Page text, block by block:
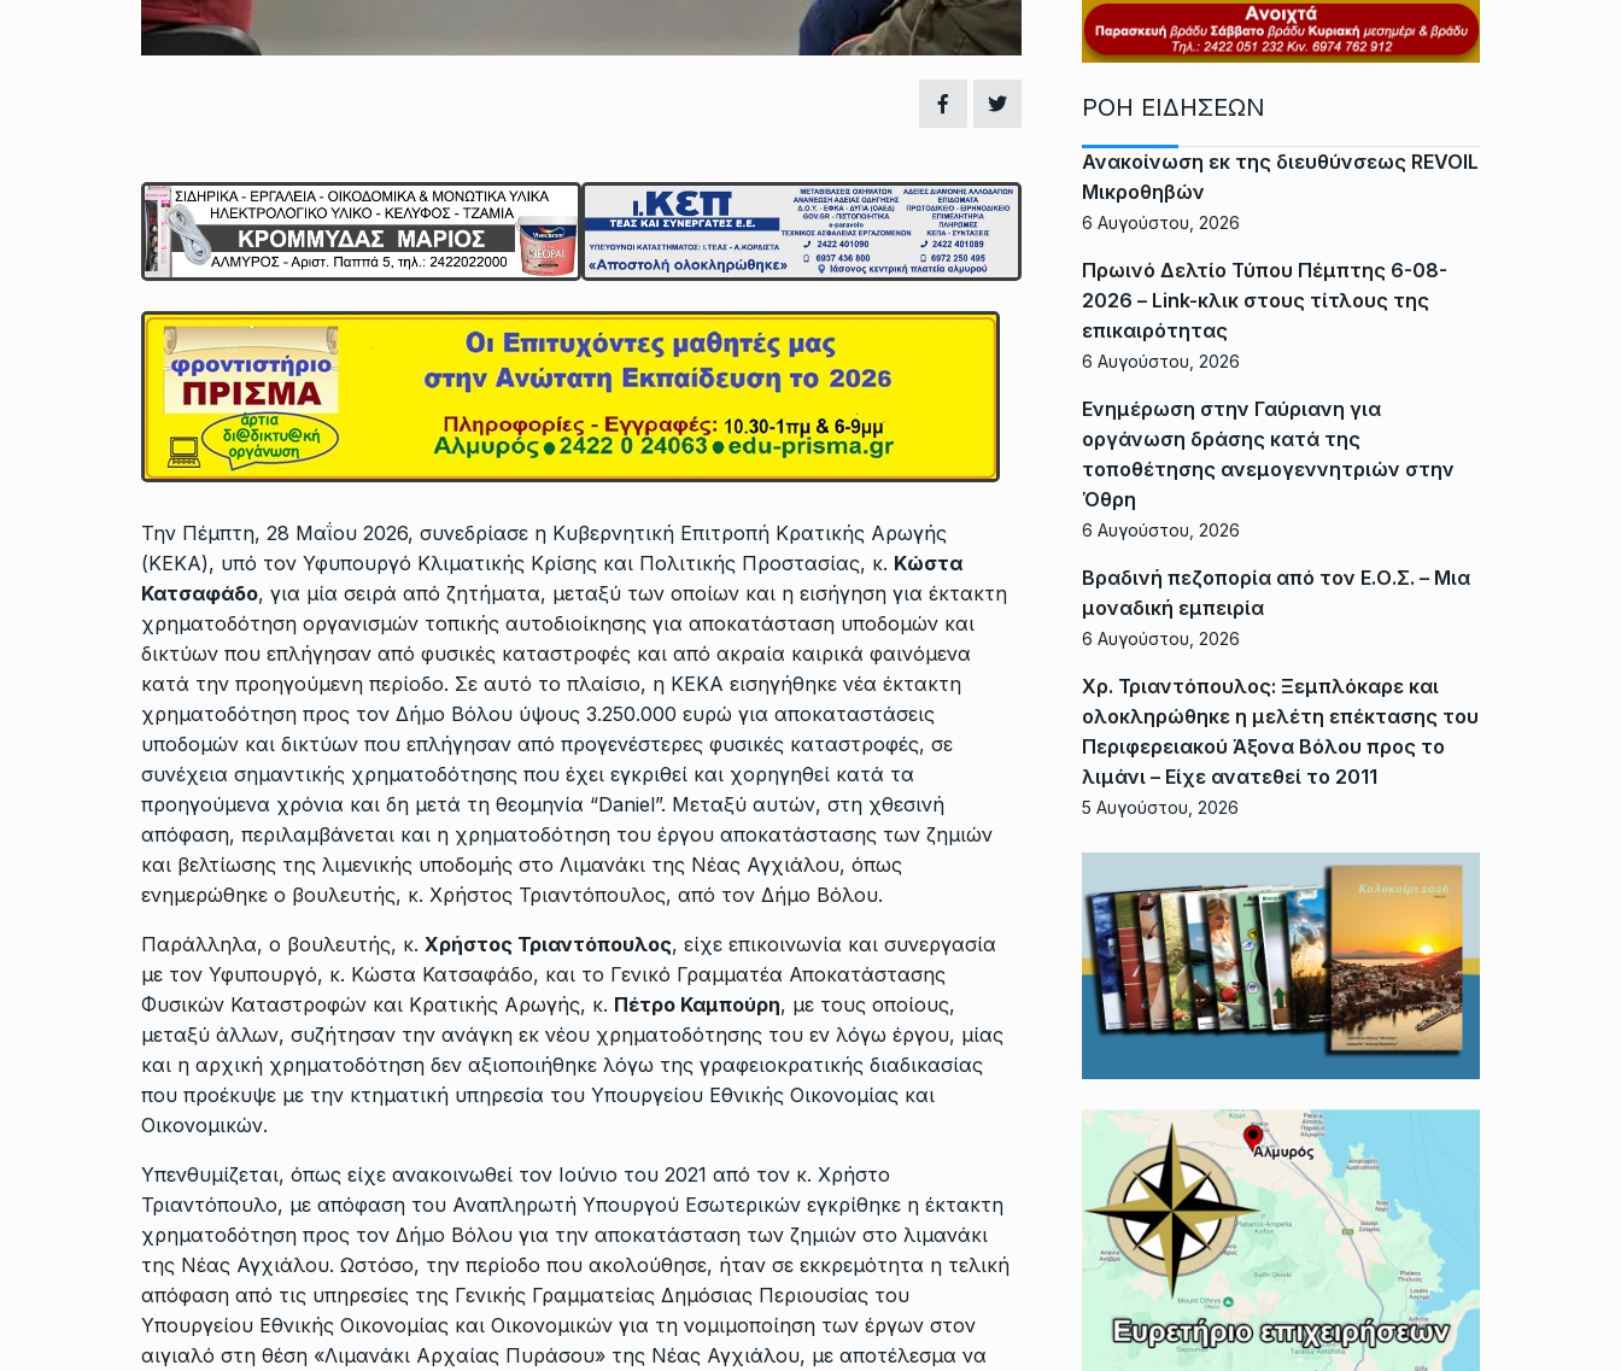
Την Πέμπτη, 28 Μαΐου 2026, συνεδρίασε η Κυβερνητική Επιτροπή Κρατικής Αρωγής
(ΚΕΚΑ), υπό τον Υφυπουργό Κλιματικής Κρίσης και Πολιτικής Προστασίας, κ. Κώστα
Κατσαφάδο, για μία σειρά από ζητήματα, μεταξύ των οποίων και η εισήγηση για έκτακτη
χρηματοδότηση οργανισμών τοπικής αυτοδιοίκησης για αποκατάσταση υποδομών και
δικτύων που επλήγησαν από φυσικές καταστροφές και από ακραία καιρικά φαινόμενα
κατά την προηγούμενη περίοδο. Σε αυτό το πλαίσιο, η ΚΕΚΑ εισηγήθηκε νέα έκτακτη
χρηματοδότηση προς τον Δήμο Βόλου ύψους 3.250.000 ευρώ για αποκαταστάσεις
υποδομών και δικτύων που επλήγησαν από προγενέστερες φυσικές καταστροφές, σε
συνέχεια σημαντικής χρηματοδότησης που έχει εγκριθεί και χορηγηθεί κατά τα
προηγούμενα χρόνια και δη μετά τη θεομηνία “Daniel”. Μεταξύ αυτών, στη χθεσινή
απόφαση, περιλαμβάνεται και η χρηματοδότηση του έργου αποκατάστασης των ζημιών
και βελτίωσης της λιμενικής υποδομής στο Λιμανάκι της Νέας Αγχιάλου, όπως
ενημερώθηκε ο βουλευτής, κ. Χρήστος Τριαντόπουλος, από τον Δήμο Βόλου.
Παράλληλα, ο βουλευτής, κ. Χρήστος Τριαντόπουλος, είχε επικοινωνία και συνεργασία
με τον Υφυπουργό, κ. Κώστα Κατσαφάδο, και το Γενικό Γραμματέα Αποκατάστασης
Φυσικών Καταστροφών και Κρατικής Αρωγής, κ. Πέτρο Καμπούρη, με τους οποίους,
μεταξύ άλλων, συζήτησαν την ανάγκη εκ νέου χρηματοδότησης του εν λόγω έργου, μίας
και η αρχική χρηματοδότηση δεν αξιοποιήθηκε λόγω της γραφειοκρατικής διαδικασίας
που προέκυψε με την κτηματική υπηρεσία του Υπουργείου Εθνικής Οικονομίας και
Οικονομικών.
Υπενθυμίζεται, όπως είχε ανακοινωθεί τον Ιούνιο του 2021 από τον κ. Χρήστο
Τριαντόπουλο, με απόφαση του Αναπληρωτή Υπουργού Εσωτερικών εγκρίθηκε η έκτακτη
χρηματοδότηση προς τον Δήμο Βόλου για την αποκατάσταση των ζημιών στο λιμανάκι
της Νέας Αγχιάλου. Ωστόσο, την περίοδο που ακολούθησε, ήταν σε εκκρεμότητα η τελική
απόφαση από τις υπηρεσίες της Γενικής Γραμματείας Δημόσιας Περιουσίας του
Υπουργείου Εθνικής Οικονομίας και Οικονομικών για τη νομιμοποίηση των έργων στον
αιγιαλό στη θέση «Λιμανάκι Αρχαίας Πυράσου» της Νέας Αγχιάλου, με αποτέλεσμα να
ΡΟΗ ΕΙΔΗΣΕΩΝ
Ανακοίνωση εκ της διευθύνσεως REVOIL
Μικροθηβών
6 Αυγούστου, 2026
Πρωινό Δελτίο Τύπου Πέμπτης 6-08-
2026 – Link-κλικ στους τίτλους της
επικαιρότητας
6 Αυγούστου, 2026
Ενημέρωση στην Γαύριανη για
οργάνωση δράσης κατά της
τοποθέτησης ανεμογεννητριών στην
Όθρη
6 Αυγούστου, 2026
Βραδινή πεζοπορία από τον Ε.Ο.Σ. – Μια
μοναδική εμπειρία
6 Αυγούστου, 2026
Χρ. Τριαντόπουλος: Ξεμπλόκαρε και
ολοκληρώθηκε η μελέτη επέκτασης του
Περιφερειακού Άξονα Βόλου προς το
λιμάνι – Είχε ανατεθεί το 2011
5 Αυγούστου, 2026